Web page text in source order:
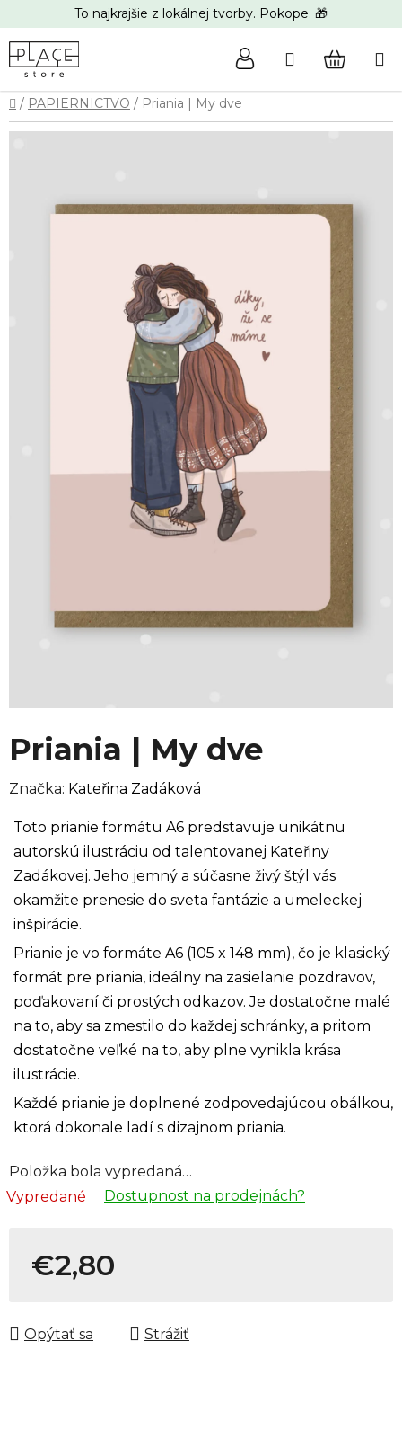
na
obsah
To najkrajšie z lokálnej tvorby. Pokope. 🎁
Hľadať
Domov
/ PAPIERNICTVO / Priania | My dve
Priania | My dve
Značka: Kateřina Zadáková
Toto prianie formátu A6 predstavuje unikátnu
autorskú ilustráciu od talentovanej Kateřiny
Zadákovej. Jeho jemný a súčasne živý štýl vás
okamžite prenesie do sveta fantázie a umeleckej
inšpirácie.
Prianie je vo formáte A6 (105 x 148 mm), čo je klasický
formát pre priania, ideálny na zasielanie pozdravov,
poďakovaní či prostých odkazov. Je dostatočne malé
na to, aby sa zmestilo do každej schránky, a pritom
dostatočne veľké na to, aby plne vynikla krása
ilustrácie.
Každé prianie je doplnené zodpovedajúcou obálkou,
ktorá dokonale ladí s dizajnom priania.
Položka bola vypredaná…
Vypredané
Dostupnost na prodejnách?
€2,80
Opýtať sa Strážiť